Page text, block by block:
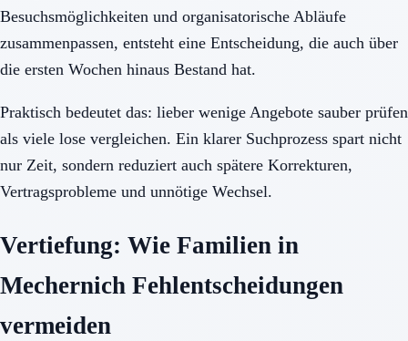
Besuchsmöglichkeiten und organisatorische Abläufe
zusammenpassen, entsteht eine Entscheidung, die auch über
die ersten Wochen hinaus Bestand hat.
Praktisch bedeutet das: lieber wenige Angebote sauber prüfen
als viele lose vergleichen. Ein klarer Suchprozess spart nicht
nur Zeit, sondern reduziert auch spätere Korrekturen,
Vertragsprobleme und unnötige Wechsel.
Vertiefung: Wie Familien in
Mechernich Fehlentscheidungen
vermeiden